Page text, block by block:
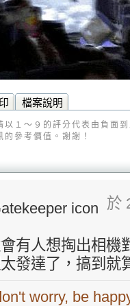
檔案說明
以１～９的評分代表由負面
的參考價值。謝謝！
於
有人想掏出相機
發達了，搞到就
worry, be